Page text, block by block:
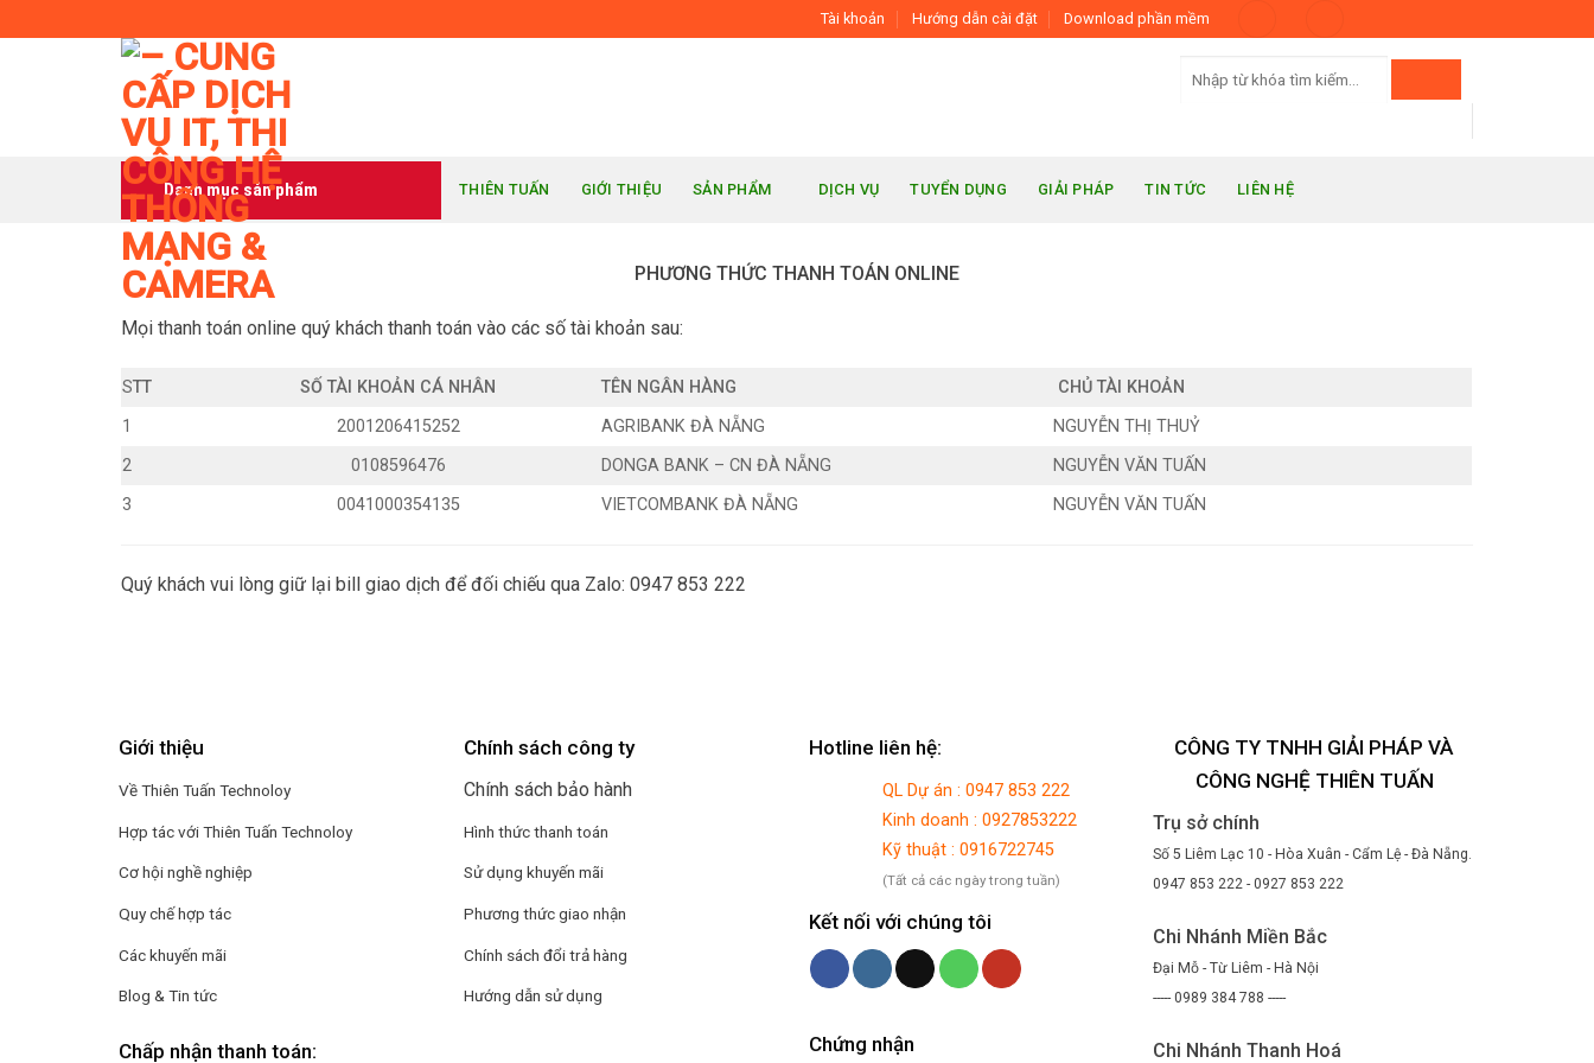
to
Tài khoản Hướng dẫn cài đặt Download phần mềm
Danh mục sản phẩm THIÊN TUẤN GIỚI THIỆU SẢN PHẨM DỊCH VỤ TUYỂN DỤNG GIẢI PHÁP TIN TỨC LIÊN HỆ
PHƯƠNG THỨC THANH TOÁN ONLINE
Mọi thanh toán online quý khách thanh toán vào các số tài khoản sau:
STT SỐ TÀI KHOẢN CÁ NHÂN TÊN NGÂN HÀNG
CHỦ TÀI KHOẢN
1
2001206415252 AGRIBANK ĐÀ NẴNG
NGUYỄN THỊ THUỶ
2
0108596476 DONGA BANK – CN ĐÀ NẴNG
NGUYỄN VĂN TUẤN
3
0041000354135 VIETCOMBANK ĐÀ NẴNG NGUYỄN VĂN TUẤN
Quý khách vui lòng giữ lại bill giao dịch để đối chiếu qua Zalo: 0947 853 222
Giới thiệu
Về Thiên Tuấn Technoloy
Hợp tác với Thiên Tuấn Technoloy
Cơ hội nghề nghiệp
Quy chế hợp tác
Các khuyến mãi
Blog & Tin tức
Chính sách công ty
Chính sách bảo hành
Hình thức thanh toán
Sử dụng khuyến mãi
Phương thức giao nhận
Chính sách đổi trả hàng
Hướng dẫn sử dụng
Chấp nhận thanh toán:
Hotline liên hệ:
QL Dự án : 0947 853 222
Kinh doanh : 0927853222
Kỹ thuật : 0916722745
(Tất cả các ngày trong tuần)
Kết nối với chúng tôi
Chứng nhận
CÔNG TY TNHH GIẢI PHÁP VÀ
CÔNG NGHỆ THIÊN TUẤN
Trụ sở chính
Số 5 Liêm Lạc 10 - Hòa Xuân - Cẩm Lệ - Đà Nẵng.
0947 853 222 - 0927 853 222
Chi Nhánh Miền Bắc
Đại Mỗ - Từ Liêm - Hà Nội
----- 0989 384 788 -----
Chi Nhánh Thanh Hoá